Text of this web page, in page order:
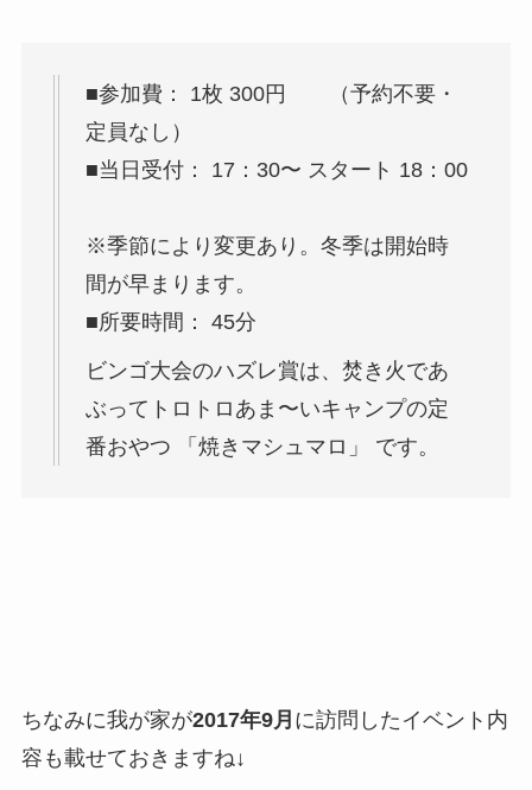
■参加費： 1枚 300円 （予約不要・
定員なし）
■当日受付： 17：30〜 スタート 18：00
※季節により変更あり。冬季は開始時
間が早まります。
■所要時間： 45分
ビンゴ大会のハズレ賞は、焚き火であ
ぶってトロトロあま〜いキャンプの定
番おやつ 「焼きマシュマロ」 です。
ちなみに我が家が2017年9月 に訪問したイベント内
容も載せておきますね↓